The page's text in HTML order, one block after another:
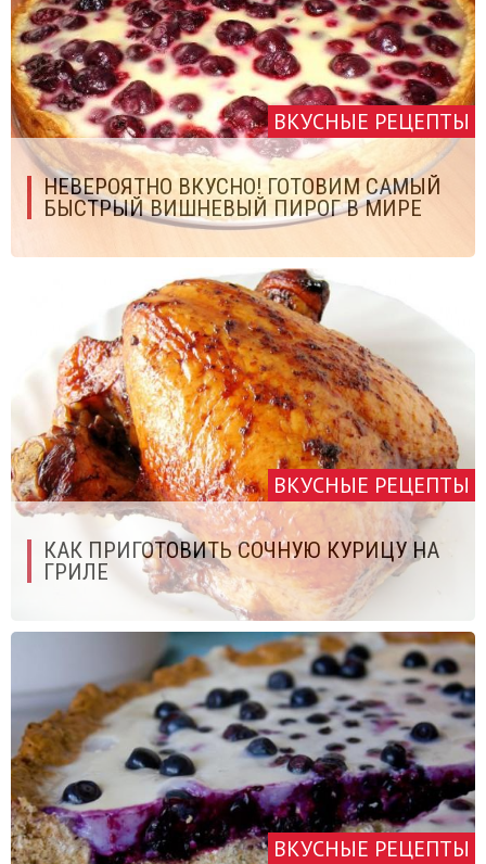
ВКУСНЫЕ РЕЦЕПТЫ
НЕВЕРОЯТНО ВКУСНО! ГОТОВИМ САМЫЙ
БЫСТРЫЙ ВИШНЕВЫЙ ПИРОГ В МИРЕ
ВКУСНЫЕ РЕЦЕПТЫ
КАК ПРИГОТОВИТЬ СОЧНУЮ КУРИЦУ НА
ГРИЛЕ
ВКУСНЫЕ РЕЦЕПТЫ